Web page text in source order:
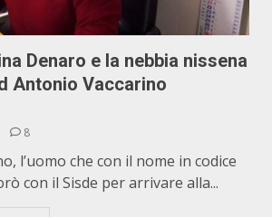
Denaro e la nebbia nissena
Antonio Vaccarino
8
l’uomo che con il nome in codice
con il Sisde per arrivare alla...